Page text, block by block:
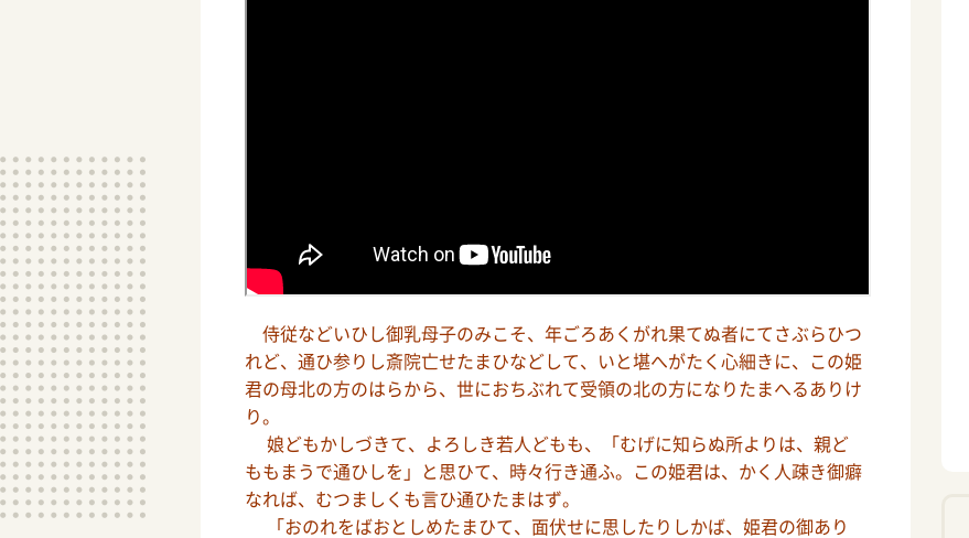
侍従などいひし御乳母子のみこそ、年ごろあくがれ果てぬ者にてさぶらひつ
れど、通ひ参りし斎院亡せたまひなどして、いと堪へがたく心細きに、この姫
君の母北の方のはらから、世におちぶれて受領の北の方になりたまへるありけ
り。
娘どもかしづきて、よろしき若人どもも、「むげに知らぬ所よりは、親ど
ももまうで通ひしを」と思ひて、時々行き通ふ。この姫君は、かく人疎き御癖
なれば、むつましくも言ひ通ひたまはず。
「おのれをばおとしめたまひて、面伏せに思したりしかば、姫君の御あり